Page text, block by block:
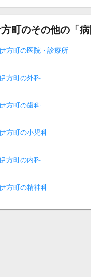
町のその他の「
方町の医院・診療所
方町の外科
方町の歯科
方町の小児科
方町の内科
方町の精神科